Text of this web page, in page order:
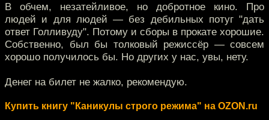
В обчем, незатейливое, но добротное кино. Про
людей и для людей — без дебильных потуг "дать
ответ Голливуду". Потому и сборы в прокате хорошие.
Собственно, был бы толковый режиссёр — совсем
хорошо получилось бы. Но других у нас, увы, нету.
Денег на билет не жалко, рекомендую.
Купить книгу "Каникулы строго режима" на OZON.ru